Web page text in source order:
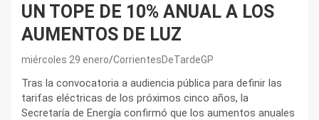
UN TOPE DE 10% ANUAL A LOS
AUMENTOS DE LUZ
miércoles 29 enero CorrientesDeTardeGP
Tras la convocatoria a audiencia pública para definir las
tarifas eléctricas de los próximos cinco años, la
Secretaría de Energía confirmó que los aumentos anuales